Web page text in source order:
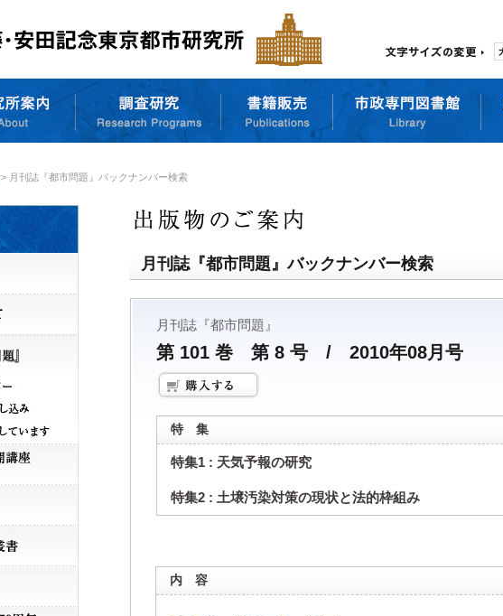
> 月刊誌『都市問題』バックナンバー検索
月刊誌『都市問題』バックナンバー検索
月刊誌『都市問題』
第 101 巻 第 8 号 / 2010年08月号
特 集
特集1 : 天気予報の研究
特集2 : 土壌汚染対策の現状と法的枠組み
内 容